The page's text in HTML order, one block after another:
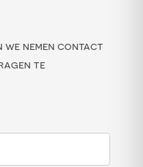
we nemen contact
te